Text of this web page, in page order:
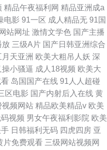
精品午夜福利网 精品亚洲成a
电影 91一区 成人精品无 91国
站网址 激情文学色 国产主播
放 三级A片 国产日韩亚洲综合
天亚洲 欧美大粗吊人妖 深
小骚逼 成人18视频 欧美大
岛国国产在线 91人人超碰
区电影 国产内射后入在线 黄
视频网站 精品欧美精品v 欧美
视频 男女午夜福利影院 欧美
日韩福利无码 四虎四房 亚
片免费观看 三级网站视频网